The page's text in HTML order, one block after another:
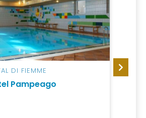
DI FIEMME
Pampeago
HOTEL